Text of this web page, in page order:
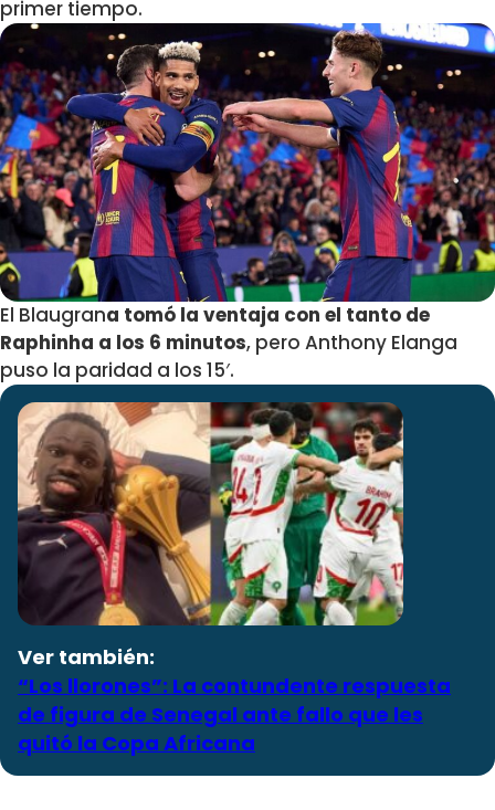
primer tiempo.
El Blaugrana tomó la ventaja con el tanto de
Raphinha a los 6 minutos, pero Anthony Elanga
puso la paridad a los 15′.
Ver también:
“Los llorones”: La contundente respuesta
de figura de Senegal ante fallo que les
quitó la Copa Africana